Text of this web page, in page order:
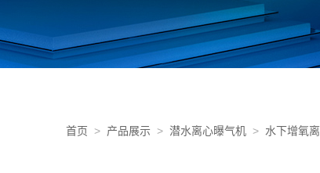
首页 > 产品展示 > 潜水离心曝气机 > 水下增氧